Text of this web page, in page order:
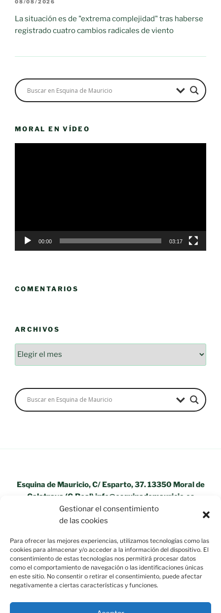
Gestionar el consentimiento
de las cookies
Para ofrecer las mejores experiencias, utilizamos tecnologías como las
cookies para almacenar y/o acceder a la información del dispositivo. El
consentimiento de estas tecnologías nos permitirá procesar datos
como el comportamiento de navegación o las identificaciones únicas
en este sitio. No consentir o retirar el consentimiento, puede afectar
negativamente a ciertas características y funciones.
08/08/2026
La situación es de "extrema complejidad" tras haberse
registrado cuatro cambios radicales de viento
MORAL EN VÍDEO
00:00 03:17
COMENTARIOS
ARCHIVOS
Archivos
Esquina de Mauricio, C/ Esparto, 37. 13350 Moral de
Calatrava (C.Real) info@esquinademauricio.es
«Aviso Legal»